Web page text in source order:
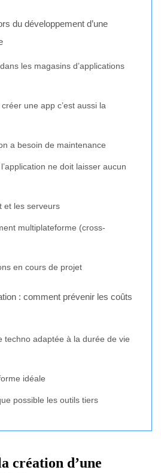
du développement d’une
les magasins d’applications
une app c’est aussi la
a besoin de maintenance
ne doit laisser aucun
et les serveurs
multiplateforme (cross-
en cours de projet
: comment prévenir les coûts
techno adaptée à la durée de vie
idéale
possible les outils tiers
création d’une